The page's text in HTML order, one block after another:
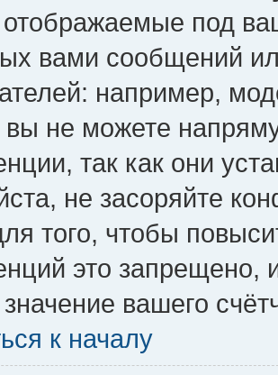
под
вами сообщений
например,
не можете
так как они
не засоряйте
того, чтобы
это запрещено,
значение вашего
к началу